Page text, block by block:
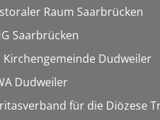
Raum Saarbrücken
Saarbrücken
Kirchengemeinde Dudweiler
Dudweiler
für die Diözese